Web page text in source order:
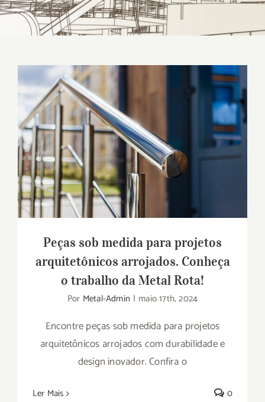
Peças sob medida para projetos
arquitetônicos arrojados. Conheça o
trabalho da Metal Rota!
Peças sob medida para projetos
arquitetônicos arrojados. Conheça
o trabalho da Metal Rota!
Por Metal-Admin | maio 17th, 2024
Encontre peças sob medida para projetos
arquitetônicos arrojados com durabilidade e
design inovador. Confira o
Ler Mais 0